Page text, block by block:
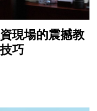
現場的震撼教
巧